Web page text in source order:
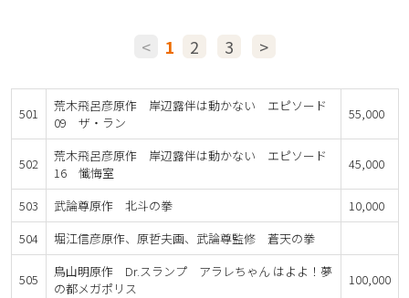
< 1 2 3 >
501
荒木飛呂彦原作 岸辺露伴は動かない エピソード
09 ザ・ラン
55,000
502
荒木飛呂彦原作 岸辺露伴は動かない エピソード
16 懺悔室
45,000
503 武論尊原作 北斗の拳
10,000
504
堀江信彦原作、原哲夫画、武論尊監修 蒼天の拳
505
鳥山明原作 Dr.スランプ アラレちゃん はよよ！夢
の都メガポリス
100,000